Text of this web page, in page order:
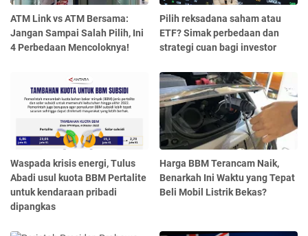
ATM Link vs ATM Bersama:
Jangan Sampai Salah Pilih, Ini
4 Perbedaan Mencoloknya!
Pilih reksadana saham atau
ETF? Simak perbedaan dan
strategi cuan bagi investor
Waspada krisis energi, Tulus
Abadi usul kuota BBM Pertalite
untuk kendaraan pribadi
dipangkas
Harga BBM Terancam Naik,
Benarkah Ini Waktu yang Tepat
Beli Mobil Listrik Bekas?